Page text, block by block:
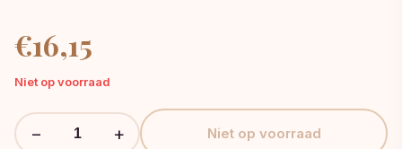
€16,15
Niet op voorraad
− + Niet op voorraad